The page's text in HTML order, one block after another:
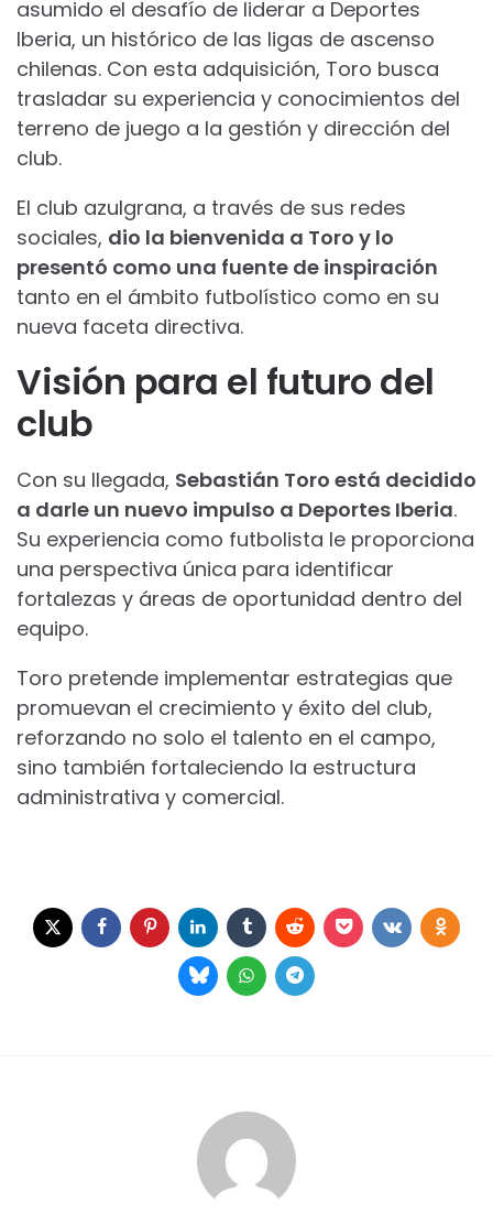
asumido el desafío de liderar a Deportes
Iberia, un histórico de las ligas de ascenso
chilenas. Con esta adquisición, Toro busca
trasladar su experiencia y conocimientos del
terreno de juego a la gestión y dirección del
club.
El club azulgrana, a través de sus redes
sociales, dio la bienvenida a Toro y lo
presentó como una fuente de inspiración
tanto en el ámbito futbolístico como en su
nueva faceta directiva.
Visión para el futuro del
club
Con su llegada, Sebastián Toro está decidido
a darle un nuevo impulso a Deportes Iberia.
Su experiencia como futbolista le proporciona
una perspectiva única para identificar
fortalezas y áreas de oportunidad dentro del
equipo.
Toro pretende implementar estrategias que
promuevan el crecimiento y éxito del club,
reforzando no solo el talento en el campo,
sino también fortaleciendo la estructura
administrativa y comercial.